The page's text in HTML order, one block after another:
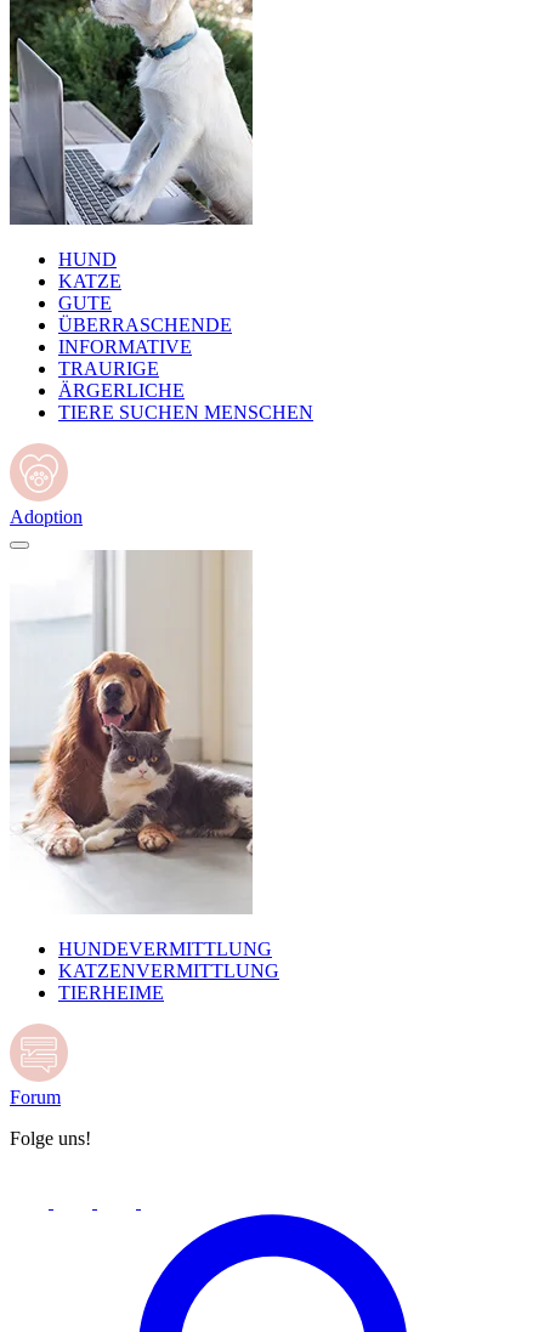
HUND
KATZE
GUTE
ÜBERRASCHENDE
INFORMATIVE
TRAURIGE
ÄRGERLICHE
TIERE SUCHEN MENSCHEN
Adoption
HUNDEVERMITTLUNG
KATZENVERMITTLUNG
TIERHEIME
Forum
Folge uns!